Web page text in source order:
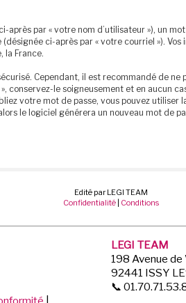
par « votre nom d’utilisateur »), un
ci-après par « votre courriel »).
la France.
Cependant, il est recommandé de
conservez-le soigneusement et en aucun
votre mot de passe, vous pouvez utiliser
le logiciel générera un nouveau mot de
Edité par LEGI TEAM
Confidentialité | Conditions
LEGI TEAM
198 Avenue de
92441 ISSY
📞